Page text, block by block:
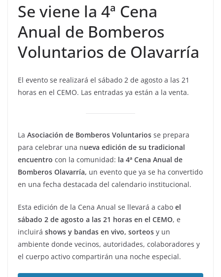
Se viene la 4ª Cena
Anual de Bomberos
Voluntarios de Olavarría
El evento se realizará el sábado 2 de agosto a las 21
horas en el CEMO. Las entradas ya están a la venta.
La Asociación de Bomberos Voluntarios se prepara
para celebrar una nueva edición de su tradicional
encuentro con la comunidad: la 4ª Cena Anual de
Bomberos Olavarría, un evento que ya se ha convertido
en una fecha destacada del calendario institucional.
Esta edición de la Cena Anual se llevará a cabo el
sábado 2 de agosto a las 21 horas en el CEMO, e
incluirá shows y bandas en vivo, sorteos y un
ambiente donde vecinos, autoridades, colaboradores y
el cuerpo activo compartirán una noche especial.